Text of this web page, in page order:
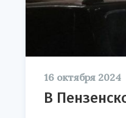
16 октября 2024
В